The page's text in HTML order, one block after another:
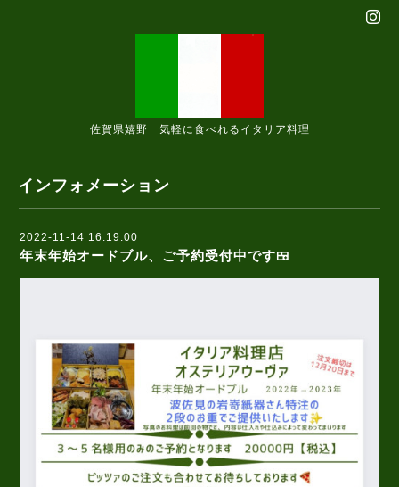
佐賀県嬉野 気軽に食べれるイタリア料理
インフォメーション
2022-11-14 16:19:00
年末年始オードブル、ご予約受付中です🍱